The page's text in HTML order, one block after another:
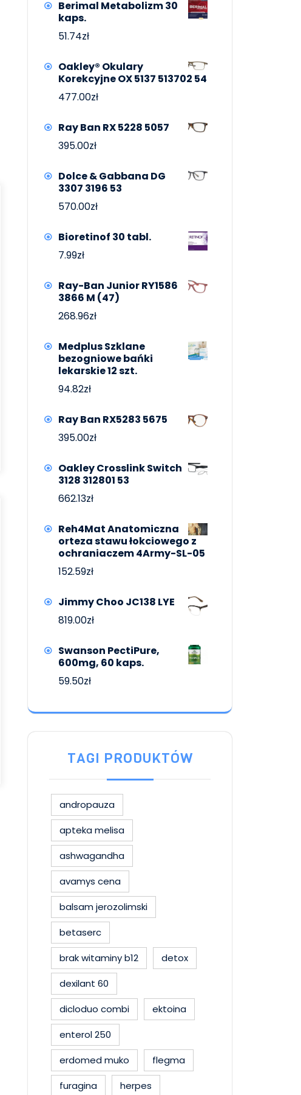
Berimal Metabolizm 30
kaps.
51.74zł
Oakley® Okulary
Korekcyjne OX 5137 513702 54
477.00zł
Ray Ban RX 5228 5057
395.00zł
Dolce & Gabbana DG
3307 3196 53
570.00zł
Bioretinof 30 tabl.
7.99zł
Ray-Ban Junior RY1586
3866 M (47)
268.96zł
Medplus Szklane
bezogniowe bańki
lekarskie 12 szt.
94.82zł
Ray Ban RX5283 5675
395.00zł
Oakley Crosslink Switch
3128 312801 53
662.13zł
Reh4Mat Anatomiczna
orteza stawu łokciowego z
ochraniaczem 4Army-SL-05
152.59zł
Jimmy Choo JC138 LYE
819.00zł
Swanson PectiPure,
600mg, 60 kaps.
59.50zł
TAGI PRODUKTÓW
andropauza
apteka melisa
ashwagandha
avamys cena
balsam jerozolimski
betaserc
brak witaminy b12
detox
dexilant 60
dicloduo combi
ektoina
enterol 250
erdomed muko
flegma
furagina
herpes